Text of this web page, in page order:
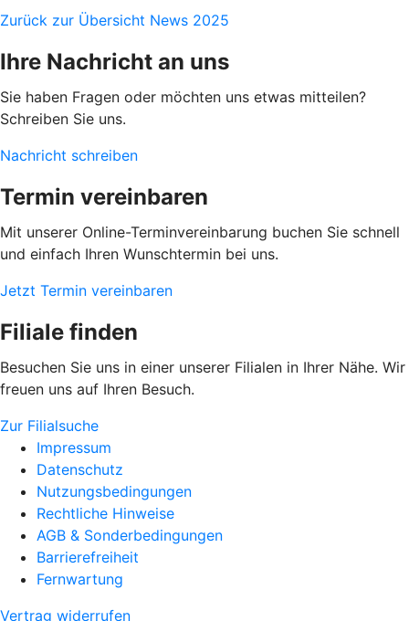
Zurück zur Übersicht News 2025
Ihre Nachricht an uns
Sie haben Fragen oder möchten uns etwas mitteilen?
Schreiben Sie uns.
Nachricht schreiben
Termin vereinbaren
Mit unserer Online-Terminvereinbarung buchen Sie schnell
und einfach Ihren Wunschtermin bei uns.
Jetzt Termin vereinbaren
Filiale finden
Besuchen Sie uns in einer unserer Filialen in Ihrer Nähe. Wir
freuen uns auf Ihren Besuch.
Zur Filialsuche
Impressum
Datenschutz
Nutzungsbedingungen
Rechtliche Hinweise
AGB & Sonderbedingungen
Barrierefreiheit
Fernwartung
Vertrag widerrufen